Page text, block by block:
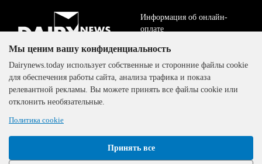
The DairyNews, все права
защищены, 2000-2024
Информация об онлайн-
оплате
ДОГОВОР-ОФЕРТА
Политика
конфиденциальности
Мы ценим вашу конфиденциальность
Dairynews.today использует собственные и сторонние файлы cookie
для обеспечения работы сайта, анализа трафика и показа
релевантной рекламы. Вы можете принять все файлы cookie или
отклонить необязательные.
Политика cookie
Принять все